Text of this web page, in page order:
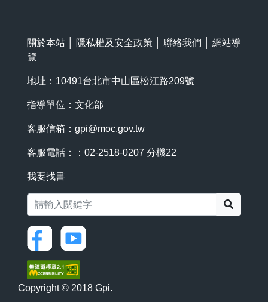
關於本站 隱私權及安全政策 聯絡我們
網站導
覽
地址：10491台北市中山區松江路209號
指導單位：文化部
客服信箱： gpi@moc.gov.tw
客服電話：：02-2518-0207 分機22
我要找書
Copyright © 2018 Gpi.